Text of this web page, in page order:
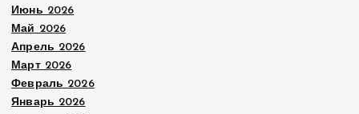
Июнь 2026
Май 2026
Апрель 2026
Март 2026
Февраль 2026
Январь 2026